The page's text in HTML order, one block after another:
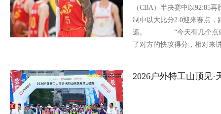
（CBA）半决赛中以92:85
制中以大比分2:0迎来赛点，
遥。 “今天有几个点做
了对方的快攻得分，相对来
2026户外特工山顶见·